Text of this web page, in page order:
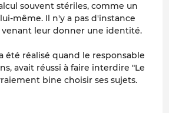
souvent stériles, comme un
même. Il n'y a pas d'instance
leur donner une identité.
été réalisé quand le responsable
avait réussi à faire interdire "Le
bine choisir ses sujets.